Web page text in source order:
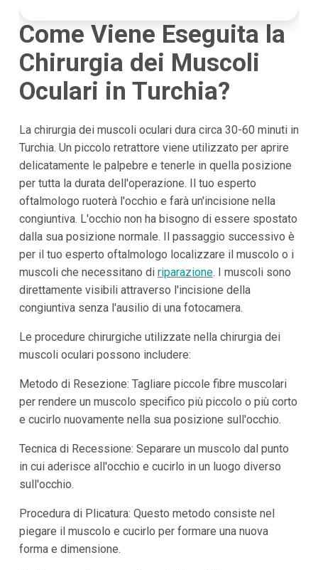
Come Viene Eseguita la
Chirurgia dei Muscoli
Oculari in Turchia?
La chirurgia dei muscoli oculari dura circa 30-60 minuti in
Turchia. Un piccolo retrattore viene utilizzato per aprire
delicatamente le palpebre e tenerle in quella posizione
per tutta la durata dell'operazione. Il tuo esperto
oftalmologo ruoterà l'occhio e farà un'incisione nella
congiuntiva. L'occhio non ha bisogno di essere spostato
dalla sua posizione normale. Il passaggio successivo è
per il tuo esperto oftalmologo localizzare il muscolo o i
muscoli che necessitano di riparazione. I muscoli sono
direttamente visibili attraverso l'incisione della
congiuntiva senza l'ausilio di una fotocamera.
Le procedure chirurgiche utilizzate nella chirurgia dei
muscoli oculari possono includere:
Metodo di Resezione: Tagliare piccole fibre muscolari
per rendere un muscolo specifico più piccolo o più corto
e cucirlo nuovamente nella sua posizione sull'occhio.
Tecnica di Recessione: Separare un muscolo dal punto
in cui aderisce all'occhio e cucirlo in un luogo diverso
sull'occhio.
Procedura di Plicatura: Questo metodo consiste nel
piegare il muscolo e cucirlo per formare una nuova
forma e dimensione.